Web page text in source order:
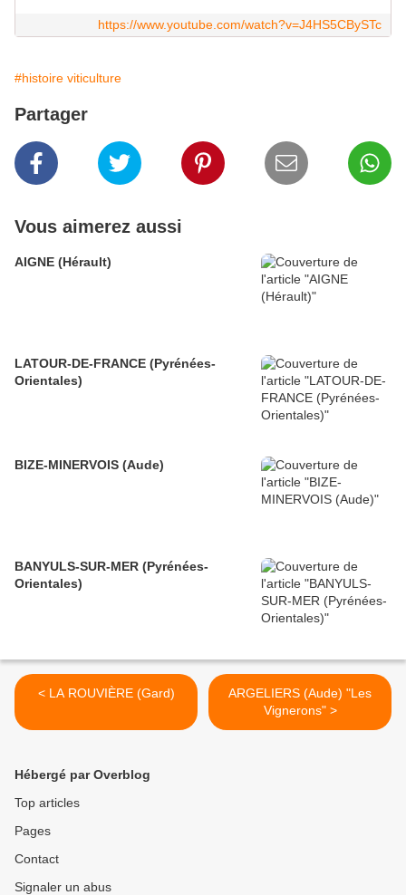
https://www.youtube.com/watch?v=J4HS5CBySTc
#histoire viticulture
Partager
Vous aimerez aussi
AIGNE (Hérault)
LATOUR-DE-FRANCE (Pyrénées-
Orientales)
BIZE-MINERVOIS (Aude)
BANYULS-SUR-MER (Pyrénées-
Orientales)
< LA ROUVIÈRE (Gard)
ARGELIERS (Aude) "Les
Vignerons" >
Hébergé par Overblog
Top articles
Pages
Contact
Signaler un abus